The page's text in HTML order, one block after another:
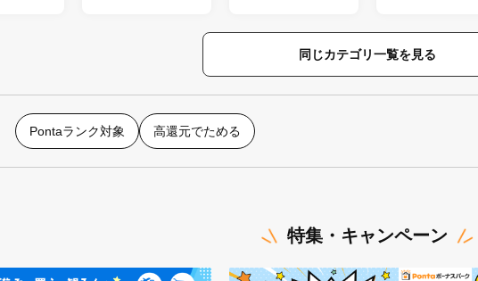
同じカテゴリ一覧を見る
Pontaランク対象 高還元でためる
特集・キャンペーン